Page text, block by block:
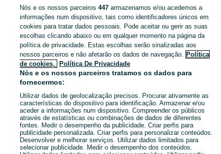
cozinha barata bancada lava loiça barata
Navegue pelos últimos anúncios de Equipamentos e Ferramentas em Carcavelos E Parede no OLX Portugal. Compre e venda produtos locais com facilidade e segurança. Mostrar
Mapa do site
Mapa das freguesias
Mapa de mini-sites
Pesquisas populares
Nós e os nossos parceiros 447armazenamos e/ou acedemos a
informações num dispositivo, tais como identificadores únicos em
cookies para tratar dados pessoais. Pode aceitar ou gerir as suas
escolhas clicando abaixo ou em qualquer momento na página da
política de privacidade. Estas escolhas serão sinalizadas aos
nossos parceiros e não afetarão os dados de navegação. Política
de cookies,
Política De Privacidade
Nós e os nossos parceiros tratamos os dados para
fornecermos:
Utilizar dados de geolocalização precisos. Procurar ativamente as
características do dispositivo para identificação. Armazenar e/ou
aceder a informações num dispositivo. Compreender os públicos
através de estatísticas ou combinações de dados de diferentes
fontes. Medir o desempenho da publicidade. Criar perfis para
publicidade personalizada. Criar perfis para personalizar conteúdos.
Desenvolver e melhorar serviços. Utilizar dados limitados para
selecionar publicidade. Medir o desempenho dos conteúdos.